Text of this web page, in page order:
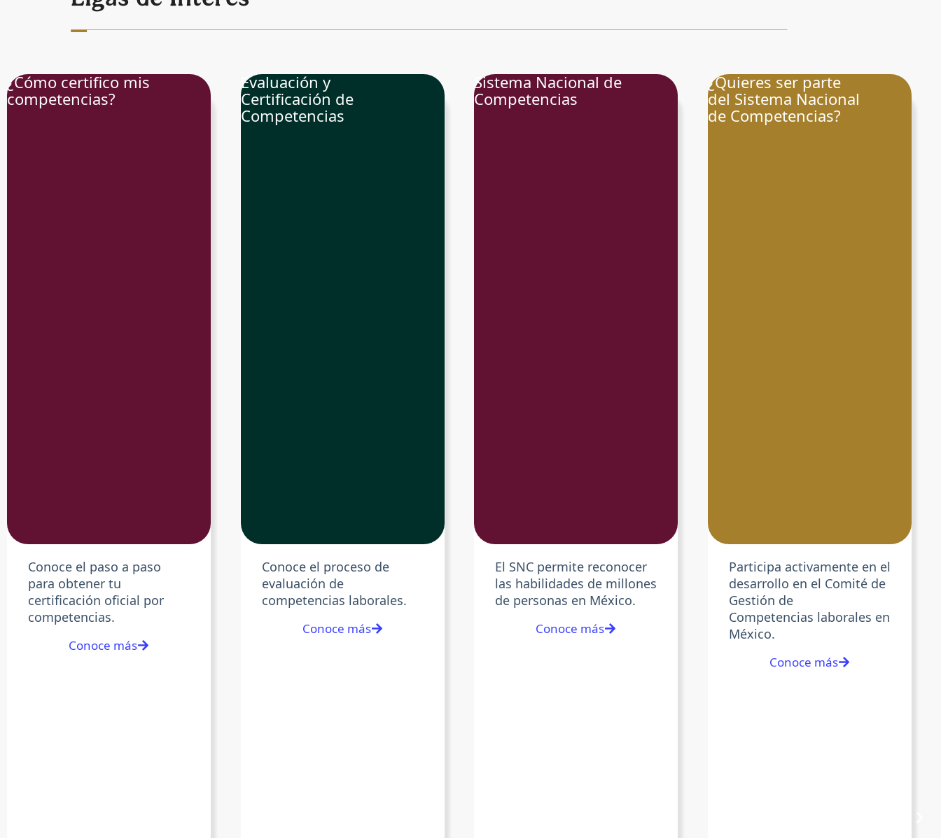
¿Cómo certifico mis
competencias?
Conoce el paso a paso
para obtener tu
certificación oficial por
competencias.
Conoce más
Evaluación y
Certificación de
Competencias
Conoce el proceso de
evaluación de
competencias laborales.
Conoce más
Sistema Nacional de
Competencias
El SNC permite reconocer
las habilidades de millones
de personas en México.
Conoce más
¿Quieres ser parte
del Sistema Nacional
de Competencias?
Participa activamente en el
desarrollo en el Comité de
Gestión de
Competencias laborales en
México.
Conoce más